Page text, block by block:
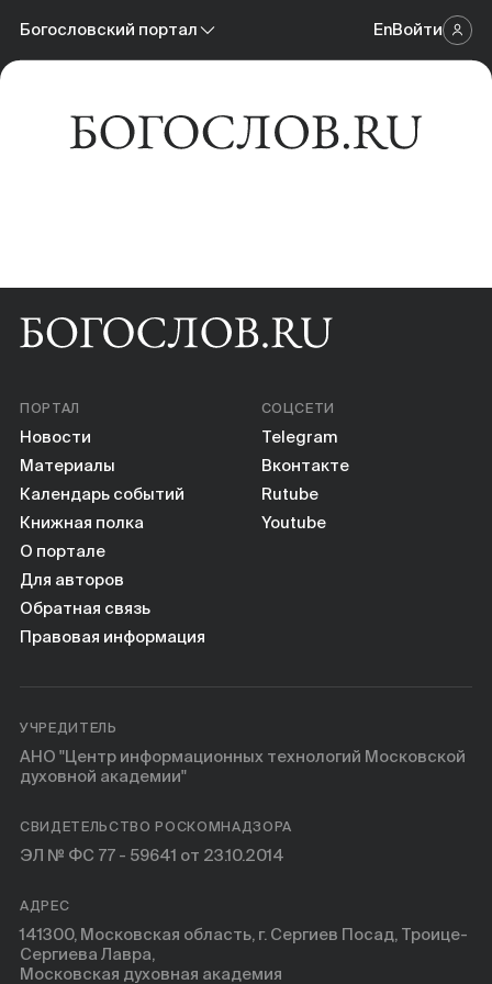
Богословский портал
Богословский портал
EnВойти
Новости
Научные инструменты
ПОРТАЛ
Новости
Материалы
Календарь событий
Книжная полка
О портале
Для авторов
Обратная связь
Правовая информация
СОЦСЕТИ
Telegram
Вконтакте
Rutube
Youtube
УЧРЕДИТЕЛЬ
АНО "Центр информационных технологий Московской
духовной академии"
СВИДЕТЕЛЬСТВО РОСКОМНАДЗОРА
ЭЛ № ФС 77 - 59641 от 23.10.2014
АДРЕС
141300, Московская область, г. Сергиев Посад, Троице-
Сергиева Лавра,
Московская духовная академия